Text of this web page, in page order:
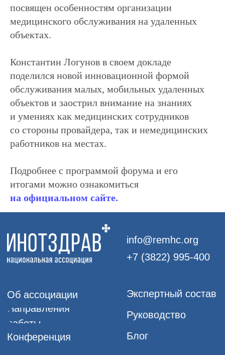
посвящен особенностям организации
медицинского обслуживания на удаленных
объектах.
Константин Логунов в своем докладе
поделился новой инновационной формой
обслуживания малых, мобильных удаленных
объектов и заострил внимание на знаниях
и умениях как медицинских сотрудников
со стороны провайдера, так и немедицинских
работников на местах.
Подробнее с программой форума и его
итогами можно ознакомиться
на официальном сайте.
info@remhc.org
+7 (3822) 995-400
© 2017–
Политика в отношении обработки данных
Направления
работы
Конференция
ИНН:7017419794
Юридический адрес: 634050, Томская